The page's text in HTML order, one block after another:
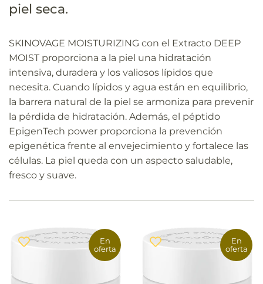
piel seca.
SKINOVAGE MOISTURIZING con el Extracto DEEP
MOIST proporciona a la piel una hidratación
intensiva, duradera y los valiosos lípidos que
necesita. Cuando lípidos y agua están en equilibrio,
la barrera natural de la piel se armoniza para prevenir
la pérdida de hidratación. Además, el péptido
EpigenTech power proporciona la prevención
epigenética frente al envejecimiento y fortalece las
células. La piel queda con un aspecto saludable,
fresco y suave.
En
oferta
En
oferta